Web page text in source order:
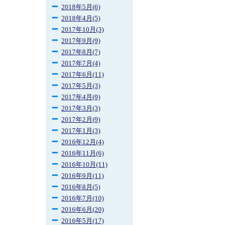
2018年5月(6)
2018年4月(5)
2017年10月(3)
2017年9月(9)
2017年8月(7)
2017年7月(4)
2017年6月(11)
2017年5月(3)
2017年4月(9)
2017年3月(3)
2017年2月(9)
2017年1月(3)
2016年12月(4)
2016年11月(6)
2016年10月(11)
2016年9月(11)
2016年8月(5)
2016年7月(10)
2016年6月(20)
2016年5月(17)